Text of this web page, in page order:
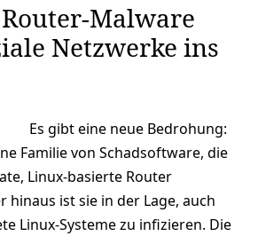
Malware
Netzwerke ins
Es gibt eine neue Bedrohung:
Familie von Schadsoftware, die
Linux-basierte Router
hinaus ist sie in der Lage, auch
Linux-Systeme zu infizieren. Die